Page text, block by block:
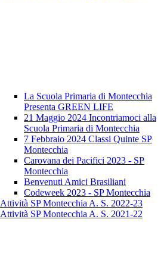
La Scuola Primaria di Montecchia
Presenta GREEN LIFE
21 Maggio 2024 Incontriamoci alla
Scuola Primaria di Montecchia
7 Febbraio 2024 Classi Quinte SP
Montecchia
Carovana dei Pacifici 2023 - SP
Montecchia
Benvenuti Amici Brasiliani
Codeweek 2023 - SP Montecchia
Attività SP Montecchia A. S. 2022-23
Attività SP Montecchia A. S. 2021-22